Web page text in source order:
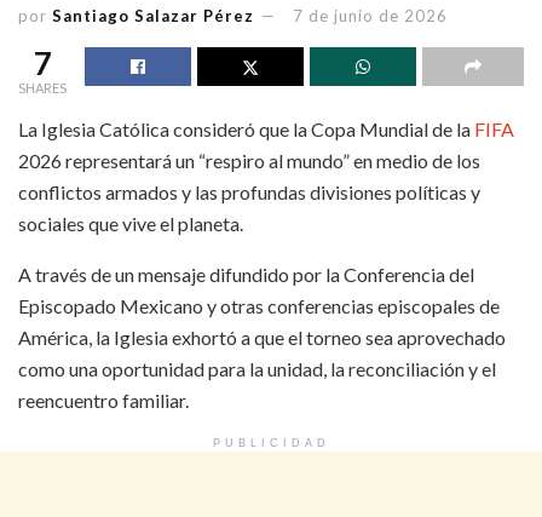
por Santiago Salazar Pérez 7 de junio de 2026
7
SHARES
La Iglesia Católica consideró que la Copa Mundial de la FIFA
2026 representará un “respiro al mundo” en medio de los
conflictos armados y las profundas divisiones políticas y
sociales que vive el planeta.
A través de un mensaje difundido por la Conferencia del
Episcopado Mexicano y otras conferencias episcopales de
América, la Iglesia exhortó a que el torneo sea aprovechado
como una oportunidad para la unidad, la reconciliación y el
reencuentro familiar.
PUBLICIDAD